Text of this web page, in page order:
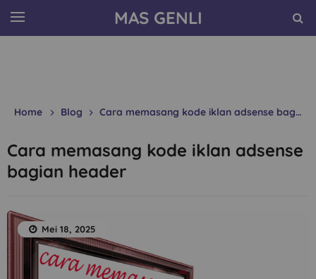
MAS GENLI
Home Blog Cara memasang kode iklan adsense bagian header
Cara memasang kode iklan adsense
bagian header
Mei 18, 2025